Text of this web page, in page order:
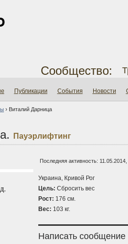
Сообщество:
Публикации События Новости
› Виталий Дарница
Пауэрлифтинг
Последняя активность:
Украина, Кривой Рог
Цель: Сбросить вес
Рост: 176 см.
Вес: 103 кг.
Написать сообщение